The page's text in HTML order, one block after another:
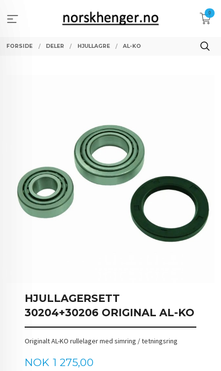
innholdet
0
FORSIDE DELER HJULLAGRE AL-KO
HJULLAGERSETT
30204+30206 ORIGINAL AL-KO
Originalt AL-KO rullelager med simring / tetningsring
Pris
NOK 1 275,00